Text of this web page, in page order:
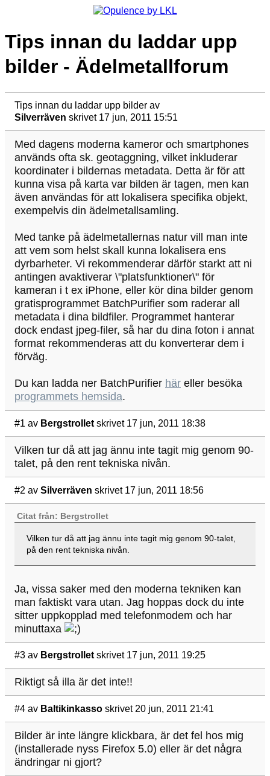
Tips innan du laddar upp
bilder - Ädelmetallforum
Tips innan du laddar upp bilder av
Silverräven skrivet 17 jun, 2011 15:51
Med dagens moderna kameror och smartphones
används ofta sk. geotaggning, vilket inkluderar
koordinater i bildernas metadata. Detta är för att
kunna visa på karta var bilden är tagen, men kan
även användas för att lokalisera specifika objekt,
exempelvis din ädelmetallsamling.
Med tanke på ädelmetallernas natur vill man inte
att vem som helst skall kunna lokalisera ens
dyrbarheter. Vi rekommenderar därför starkt att ni
antingen avaktiverar \"platsfunktioner\" för
kameran i t ex iPhone, eller kör dina bilder genom
gratisprogrammet BatchPurifier som raderar all
metadata i dina bildfiler. Programmet hanterar
dock endast jpeg-filer, så har du dina foton i annat
format rekommenderas att du konverterar dem i
förväg.
Du kan ladda ner BatchPurifier här eller besöka
programmets hemsida.
#1 av Bergstrollet skrivet 17 jun, 2011 18:38
Vilken tur då att jag ännu inte tagit mig genom 90-
talet, på den rent tekniska nivån.
#2 av Silverräven skrivet 17 jun, 2011 18:56
Citat från: Bergstrollet
Vilken tur då att jag ännu inte tagit mig genom 90-talet,
på den rent tekniska nivån.
Ja, vissa saker med den moderna tekniken kan
man faktiskt vara utan. Jag hoppas dock du inte
sitter uppkopplad med telefonmodem och har
minuttaxa
#3 av Bergstrollet skrivet 17 jun, 2011 19:25
Riktigt så illa är det inte!!
#4 av Baltikinkasso skrivet 20 jun, 2011 21:41
Bilder är inte längre klickbara, är det fel hos mig
(installerade nyss Firefox 5.0) eller är det några
ändringar ni gjort?